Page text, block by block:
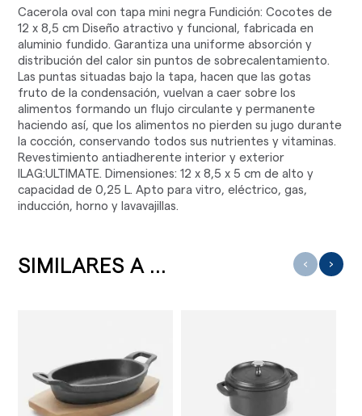
Cacerola oval con tapa mini negra Fundición: Cocotes de
12 x 8,5 cm Diseño atractivo y funcional, fabricada en
aluminio fundido. Garantiza una uniforme absorción y
distribución del calor sin puntos de sobrecalentamiento.
Las puntas situadas bajo la tapa, hacen que las gotas
fruto de la condensación, vuelvan a caer sobre los
alimentos formando un flujo circulante y permanente
haciendo así, que los alimentos no pierden su jugo durante
la cocción, conservando todos sus nutrientes y vitaminas.
Revestimiento antiadherente interior y exterior
ILAG:ULTIMATE. Dimensiones: 12 x 8,5 x 5 cm de alto y
capacidad de 0,25 L. Apto para vitro, eléctrico, gas,
inducción, horno y lavavajillas.
SIMILARES A ... ‹ ›